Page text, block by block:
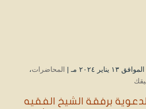
المحاضرات،
برفقة الشيخ الفقيه